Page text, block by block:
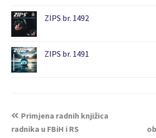
ZIPS br. 1492
ZIPS br. 1491
Primjena radnih knjižica
radnika u FBiH i RS